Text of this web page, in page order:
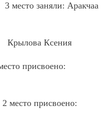
Аракчаа
присвоено: